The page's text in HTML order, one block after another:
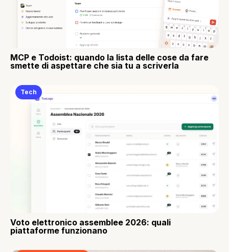
MCP e Todoist: quando la lista delle cose da fare
smette di aspettare che sia tu a scriverla
Tech
Voto elettronico assemblee 2026: quali
piattaforme funzionano